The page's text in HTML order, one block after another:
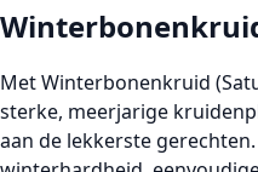
MetWinterbonenkruid
sterke, meerjarige
aan de lekkerste
winterhardheid,